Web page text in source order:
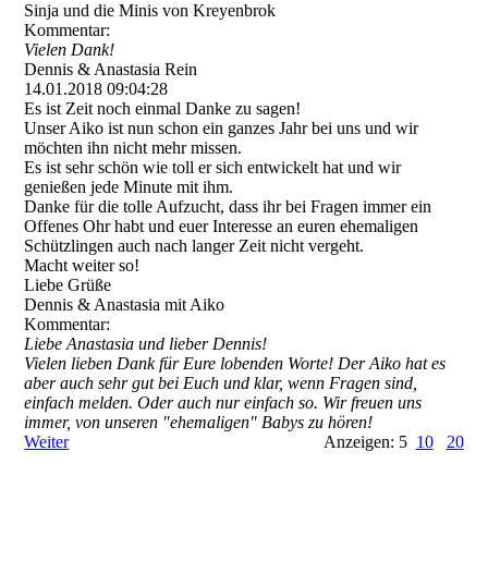
Sinja und die Minis von Kreyenbrok
Kommentar:
Vielen Dank!
Dennis & Anastasia Rein
14.01.2018 09:04:28
Es ist Zeit noch einmal Danke zu sagen!
Unser Aiko ist nun schon ein ganzes Jahr bei uns und wir
möchten ihn nicht mehr missen.
Es ist sehr schön wie toll er sich entwickelt hat und wir
genießen jede Minute mit ihm.
Danke für die tolle Aufzucht, dass ihr bei Fragen immer ein
Offenes Ohr habt und euer Interesse an euren ehemaligen
Schützlingen auch nach langer Zeit nicht vergeht.
Macht weiter so!
Liebe Grüße
Dennis & Anastasia mit Aiko
Kommentar:
Liebe Anastasia und lieber Dennis!
Vielen lieben Dank für Eure lobenden Worte! Der Aiko hat es
aber auch sehr gut bei Euch und klar, wenn Fragen sind,
einfach melden. Oder auch nur einfach so. Wir freuen uns
immer, von unseren "ehemaligen" Babys zu hören!
Weiter
Anzeigen: 5 10 20